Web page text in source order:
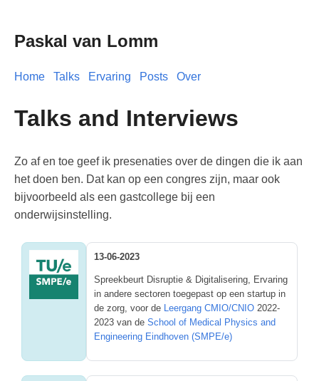
Paskal van Lomm
Home Talks Ervaring Posts Over
Talks and Interviews
Zo af en toe geef ik presenaties over de dingen die ik aan
het doen ben. Dat kan op een congres zijn, maar ook
bijvoorbeeld als een gastcollege bij een
onderwijsinstelling.
13-06-2023
Spreekbeurt Disruptie & Digitalisering, Ervaring
in andere sectoren toegepast op een startup in
de zorg, voor de Leergang CMIO/CNIO2022-
2023 van de School of Medical Physics and
Engineering Eindhoven (SMPE/e)